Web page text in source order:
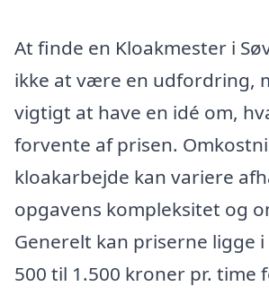
At finde en Kloakmester i
ikke at være en udfordring,
vigtigt at have en idé om,
forvente af prisen.
kloakarbejde kan variere
opgavens kompleksitet og
Generelt kan priserne ligge
500 til 1.500 kroner pr. time